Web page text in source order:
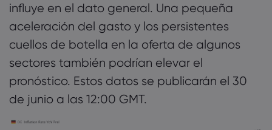
influye en el dato general. Una pequeña
aceleración del gasto y los persistentes
cuellos de botella en la oferta de algunos
sectores también podrían elevar el
pronóstico. Estos datos se publicarán el 30
de junio a las 12:00 GMT.